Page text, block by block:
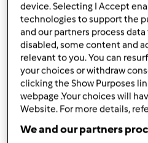
Per la base: 1 dose di
(ricetta base)
100grammivino bianco
acqua)
300grammiFarina
device. Selecting I Accept
technologies to support the
and our partners process
disabled, some content and
relevant to you. You can
your choices or withdraw
clicking the Show Purposes
webpage .Your choices will
Website. For more details,
We and our partners